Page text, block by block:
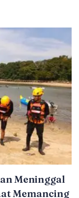
Meninggal
Memancing